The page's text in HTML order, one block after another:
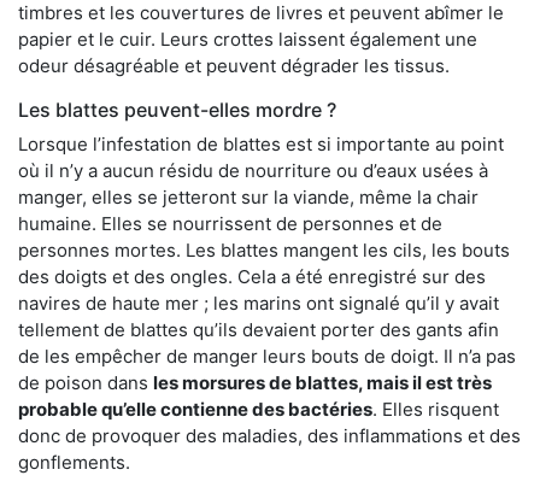
timbres et les couvertures de livres et peuvent abîmer le
papier et le cuir. Leurs crottes laissent également une
odeur désagréable et peuvent dégrader les tissus.
Les blattes peuvent-elles mordre ?
Lorsque l’infestation de blattes est si importante au point
où il n’y a aucun résidu de nourriture ou d’eaux usées à
manger, elles se jetteront sur la viande, même la chair
humaine. Elles se nourrissent de personnes et de
personnes mortes. Les blattes mangent les cils, les bouts
des doigts et des ongles. Cela a été enregistré sur des
navires de haute mer ; les marins ont signalé qu’il y avait
tellement de blattes qu’ils devaient porter des gants afin
de les empêcher de manger leurs bouts de doigt. Il n’a pas
de poison dans les morsures de blattes, mais il est très
probable qu’elle contienne des bactéries. Elles risquent
donc de provoquer des maladies, des inflammations et des
gonflements.